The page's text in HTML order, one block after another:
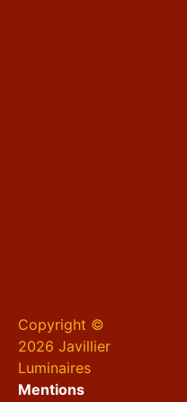
Copyright ©
2026 Javillier
Luminaires
Mentions